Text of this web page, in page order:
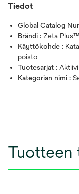
Tiedot
Global Catalog
Brändi : Zeta Plus™
Käyttökohde :
poisto
Tuotesarjat :
Kategorian nimi :
Tuotteen